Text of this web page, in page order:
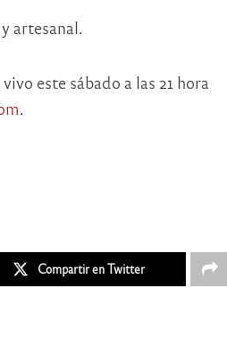
artesanal.
este sábado a las 21 hora
.
Compartir en Twitter